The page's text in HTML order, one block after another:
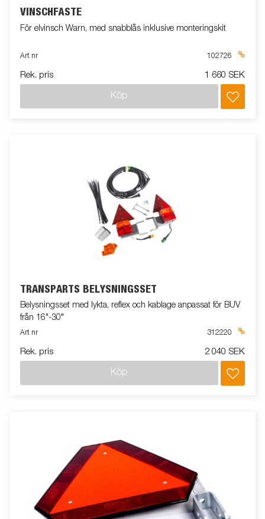
VINSCHFÄSTE
För elvinsch Warn, med snabblås inklusive monteringskit
Art nr 102726
Rek. pris 1 660 SEK
Köp
TRANSPARTS BELYSNINGSSET
Belysningsset med lykta, reflex och kablage anpassat för BUV
från 16"-30"
Art nr 312220
Rek. pris 2 040 SEK
Köp